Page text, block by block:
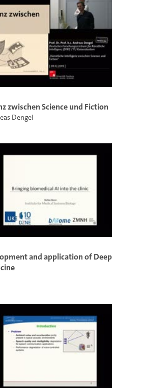
zwischen Science und Fiction
Dengel
and application of Deep